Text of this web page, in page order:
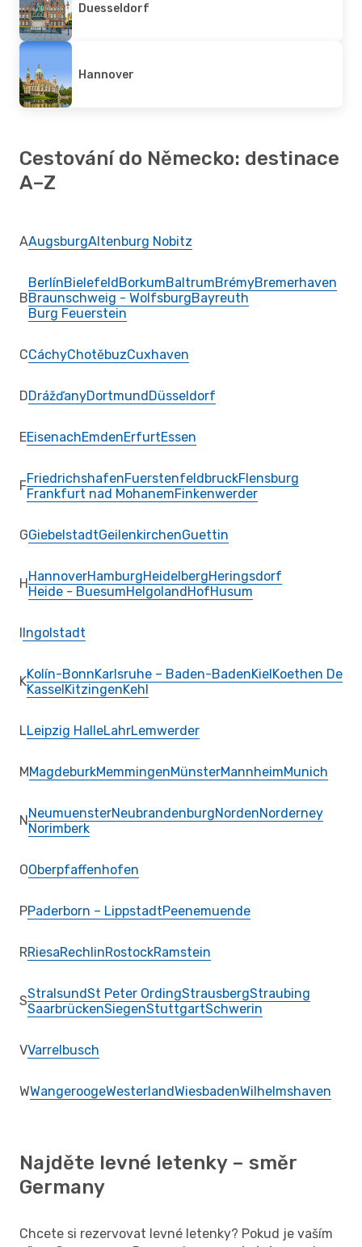
Duesseldorf
Hannover
Cestování do Německo: destinace
A–Z
AAugsburgAltenburg Nobitz
B
BerlínBielefeldBorkumBaltrumBrémyBremerhaven
Braunschweig - WolfsburgBayreuth
Burg Feuerstein
CCáchyChotěbuzCuxhaven
DDrážďanyDortmundDüsseldorf
EEisenachEmdenErfurtEssen
FFriedrichshafenFuerstenfeldbruckFlensburg
Frankfurt nad MohanemFinkenwerder
GGiebelstadtGeilenkirchenGuettin
H HannoverHamburgHeidelbergHeringsdorf
Heide - BuesumHelgolandHofHusum
IIngolstadt
KKolín-BonnKarlsruhe – Baden-BadenKielKoethen De
KasselKitzingenKehl
LLeipzig HalleLahrLemwerder
MMagdeburkMemmingenMünsterMannheimMunich
N NeumuensterNeubrandenburgNordenNorderney
Norimberk
OOberpfaffenhofen
PPaderborn – LippstadtPeenemuende
RRiesaRechlinRostockRamstein
SStralsundSt Peter OrdingStrausbergStraubing
SaarbrückenSiegenStuttgartSchwerin
VVarrelbusch
WWangeroogeWesterlandWiesbadenWilhelmshaven
Najděte levné letenky – směr
Germany
Chcete si rezervovat levné letenky? Pokud je vaším